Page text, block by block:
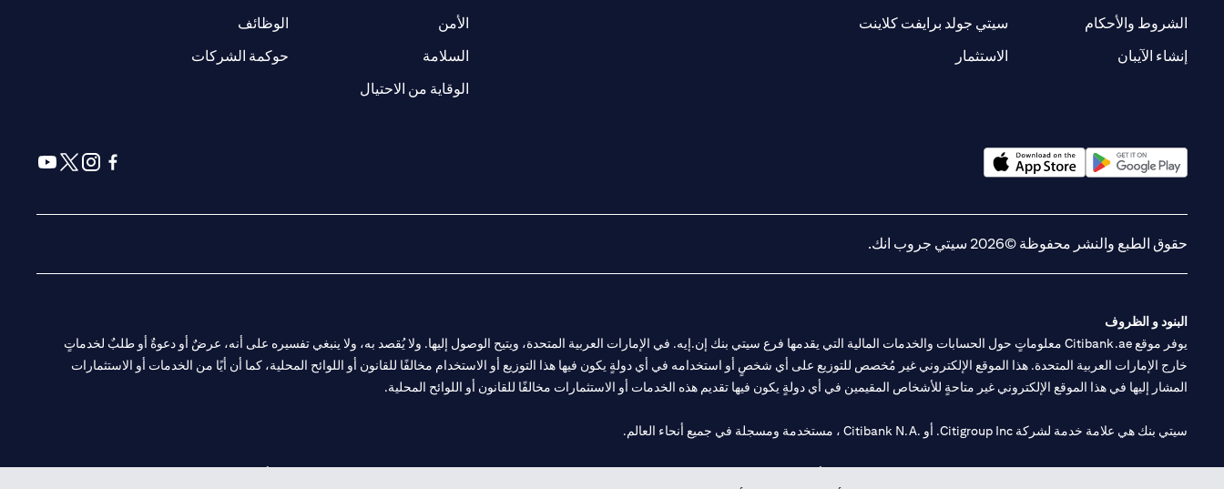
الشروط والأحكام
إنشاء الآيبان
سيتي جولد برايفت كلاينت
الاستثمار
الأمن
السلامة
الوقاية من الاحتيال
الوظائف
(opens in a new tab)
حوكمة الشركات
(opens in a new tab)
حقوق الطبع والنشر محفوظة ©2026 سيتي جروب انك.
البنود و الظروف
يوفر موقع Citibank.ae معلوماتٍ حول الحسابات والخدمات المالية التي يقدمها فرع سيتي بنك إن.إيه. في الإمارات العربية المتحدة، ويتيح الوصول إليها. ولا يُقصد به، ولا ينبغي تفسيره على أنه، عرضٌ أو دعوةٌ أو طلبٌ لخدماتٍ
خارج الإمارات العربية المتحدة. هذا الموقع الإلكتروني غير مُخصص للتوزيع على أي شخصٍ أو استخدامه في أي دولةٍ يكون فيها هذا التوزيع أو الاستخدام مخالفًا للقانون أو اللوائح المحلية، كما أن أيًا من الخدمات أو الاستثمارات
المشار إليها في هذا الموقع الإلكتروني غير متاحةٍ للأشخاص المقيمين في أي دولةٍ يكون فيها تقديم هذه الخدمات أو الاستثمارات مخالفًا للقانون أو اللوائح المحلية.
سيتي بنك هي علامة خدمة لشركة Citigroup Inc. أو .Citibank N.A ، مستخدمة ومسجلة في جميع أنحاء العالم.